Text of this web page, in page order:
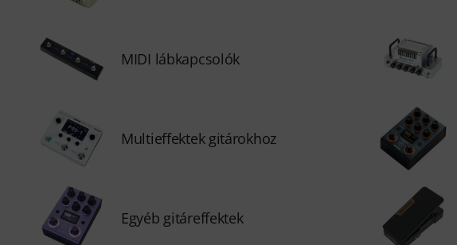
MIDI lábkapcsolók
Multieffektek gitárokhoz
Egyéb gitáreffektek